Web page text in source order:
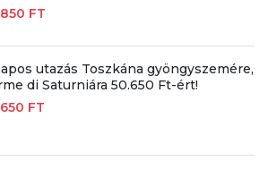
FT
utazás Toszkána gyöngyszemére,
di Saturniára 50.650 Ft-ért!
FT